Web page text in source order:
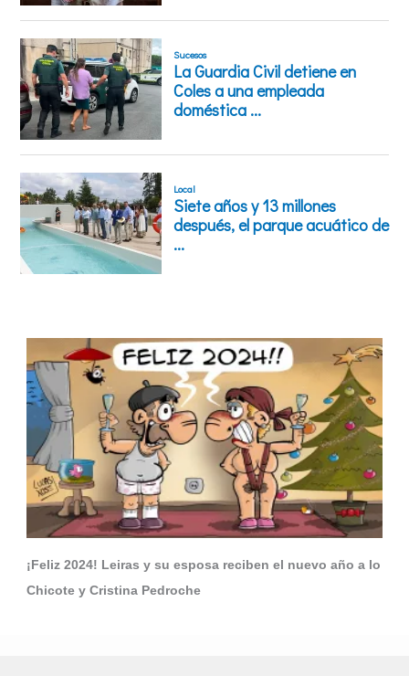
¡Feliz 2024! Leiras y su esposa reciben el nuevo año a lo
Chicote y Cristina Pedroche